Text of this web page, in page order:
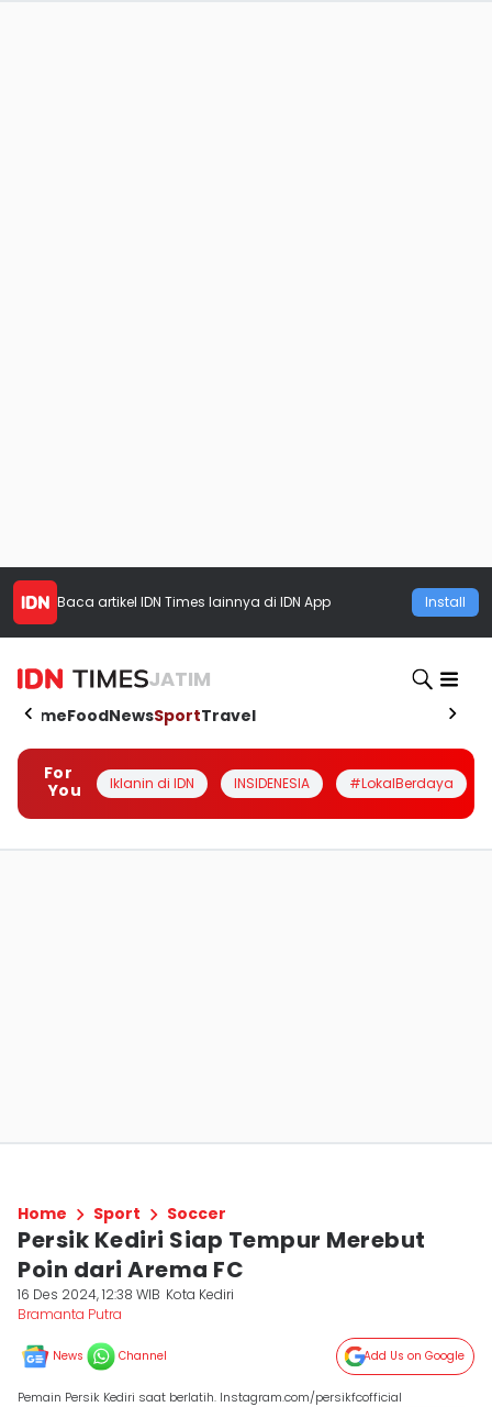
Baca artikel IDN Times lainnya di IDN App Install
JATIM
HomeFoodNewsSportTravel
For
You
Iklanin di IDN INSIDENESIA #LokalBerdaya
Home Sport Soccer
Persik Kediri Siap Tempur Merebut
Poin dari Arema FC
16 Des 2024, 12:38 WIB Kota Kediri
Bramanta Putra
News Channel Add Us on Google
Pemain Persik Kediri saat berlatih. Instagram.com/persikfcofficial